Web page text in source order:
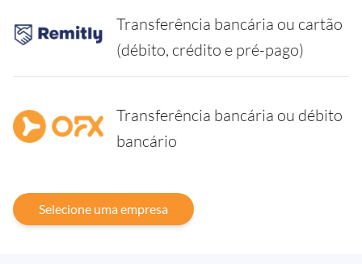
Transferência bancária ou cartão
(débito, crédito e pré-pago)
Transferência bancária ou débito
bancário
Selecione uma empresa